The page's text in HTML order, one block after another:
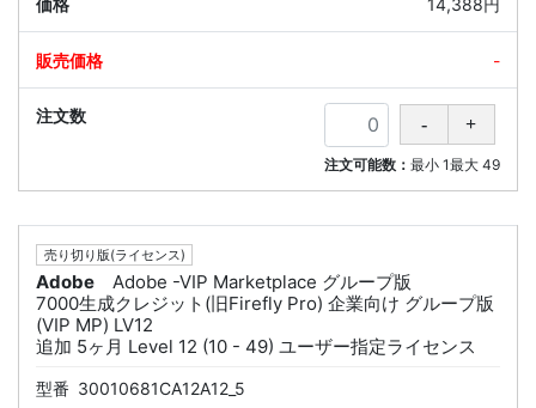
14,388円
-
注文可能数： 最小 1最大 49
売り切り版(ライセンス)
Adobe
Adobe -VIP Marketplace グループ版
7000生成クレジット(旧Firefly Pro) 企業向け グループ版
(VIP MP) LV12
追加 5ヶ月 Level 12 (10 - 49) ユーザー指定ライセンス
型番 30010681CA12A12_5